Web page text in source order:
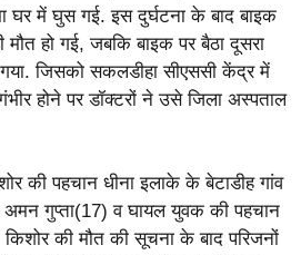
घर में घुस गई. इस दुर्घटना के बाद बाइक
हो गई, जबकि बाइक पर बैठा दूसरा
जिसको सकलडीहा सीएससी केंद्र में
होने पर डॉक्टरों ने उसे जिला अस्पताल
की पहचान धीना इलाके के बेटाडीह गांव
अमन गुप्ता(17) व घायल युवक की पहचान
की मौत की सूचना के बाद परिजनों